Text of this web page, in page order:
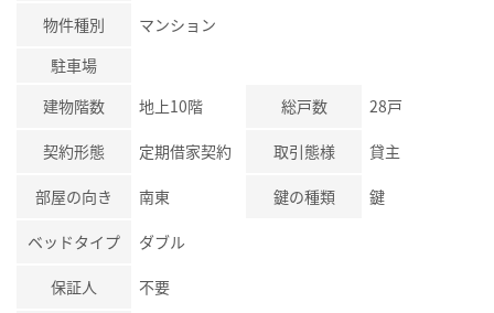
物件種別
マンション
駐車場
建物階数
地上10階 総戸数 28戸
契約形態 定期借家契約 取引態様 貸主
部屋の向き 南東 鍵の種類 鍵
ベッドタイプ ダブル
保証人 不要